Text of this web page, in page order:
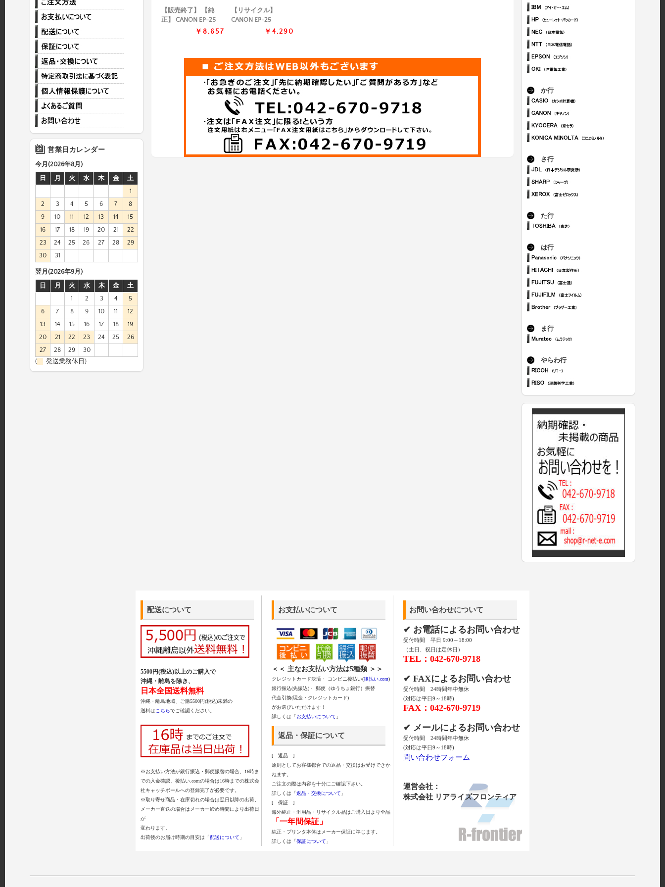
【販売終了】 【純
正】 CANON EP-25
￥8,657
【リサイクル】
CANON EP-25
￥4,290
か行
さ行
た行
は行
ま行
やらわ行
営業日カレンダー
今月(2026年8月)
日
月 火 水 木 金
土
1
2
3 4 5 6 7
8
9
10 11 12 13 14
15
16
17 18 19 20 21
22
23
24 25 26 27 28
29
30
31
翌月(2026年9月)
日
月 火 水 木 金
土
1
2 3 4
5
6
7 8 9 10 11
12
13
14 15 16 17 18
19
20
21 22 23 24 25
26
27
28 29
30
(
発送業務休日)
配送について
5500円(税込)以上のご購入で
沖縄・離島を除き、
日本全国送料無料
沖縄・離島地域、ご購5500円(税込)未満の
送料は こちらでご確認ください。
※お支払い方法が銀行振込・郵便振替の場合、16時ま
での入金確認、後払い.comの場合は16時までの株式会
社キャッチボールへの登録完了が必要です。
※取り寄せ商品・在庫切れの場合は翌日以降の出荷、
メーカー直送の場合はメーカー締め時間により出荷日
が
変わります。
出荷後のお届け時期の目安は「配送について 」
お支払いについて
＜＜ 主なお支払い方法は5種類 ＞＞
クレジットカード決済・ コンビニ後払い(後払い.com)
銀行振込(先振込)・ 郵便（ゆうちょ銀行）振替
代金引換(現金・クレジットカード)
がお選びいただけます！
詳しくは「お支払いについて 」
返品・保証について
[ 返品 ]
原則としてお客様都合での返品・交換はお受けできか
ねます。
ご注文の際は内容を十分にご確認下さい。
詳しくは「返品・交換について 」
[ 保証 ]
海外純正・汎用品・リサイクル品はご購入日より全品
「一年間保証」
純正・プリンタ本体はメーカー保証に準じます。
詳しくは「保証について 」
お問い合わせについて
✔ お電話によるお問い合わせ
受付時間 平日 9:00～18:00
（土日、祝日は定休日）
TEL：042-670-9718
✔ FAXによるお問い合わせ
受付時間 24時間年中無休
(対応は平日9～18時)
FAX：042-670-9719
✔ メールによるお問い合わせ
受付時間 24時間年中無休
(対応は平日9～18時)
問い合わせフォーム
運営会社：
株式会社 リアライズフロンティア